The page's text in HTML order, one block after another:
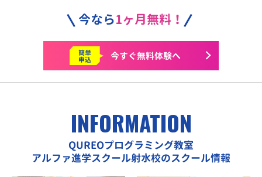
今なら1ヶ月無料！
簡単
申込 今すぐ無料体験へ
INFORMATION
QUREOプログラミング教室
アルファ進学スクール射水校のスクール情報